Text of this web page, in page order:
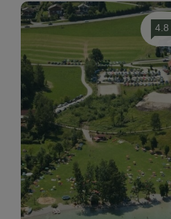
4.8